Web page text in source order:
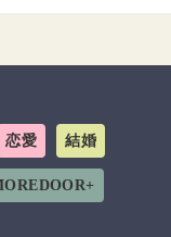
恋愛 結婚